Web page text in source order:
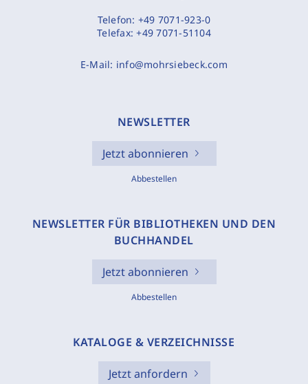
Telefon: +49 7071-923-0
Telefax:+49 7071-51104
E-Mail: info@mohrsiebeck.com
NEWSLETTER
Jetzt abonnieren
Abbestellen
NEWSLETTER FÜR BIBLIOTHEKEN UND DEN
BUCHHANDEL
Jetzt abonnieren
Abbestellen
KATALOGE & VERZEICHNISSE
Jetzt anfordern